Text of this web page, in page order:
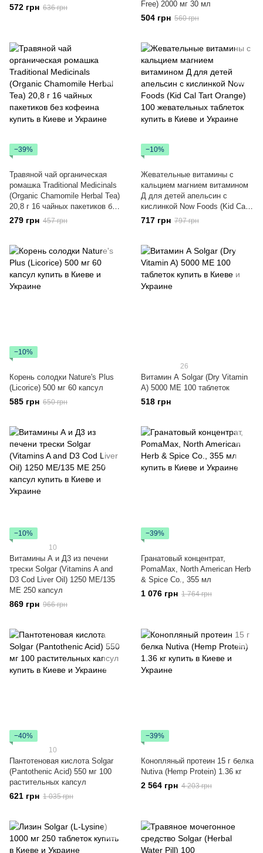
572 грн 636 грн Free) 2000 мг 30 мл
504 грн 560 грн
−39%
Травяной чай органическая
ромашка Traditional Medicinals
(Organic Chamomile Herbal Tea)
20,8 г 16 чайных пакетиков без
кофеина
279 грн 457 грн
−10%
Жевательные витамины с
кальцием магнием витамином
Д для детей апельсин с
кислинкой Now Foods (Kid Cal
Tart Orange) 100 жевательных
таблеток
717 грн 797 грн
−10%
Корень солодки Nature's Plus
(Licorice) 500 мг 60 капсул
585 грн 650 грн
26
Витамин А Solgar (Dry Vitamin
A) 5000 МЕ 100 таблеток
518 грн
−10%
10
Витамины А и Д3 из печени
трески Solgar (Vitamins A and
D3 Cod Liver Oil) 1250 МЕ/135
МЕ 250 капсул
869 грн 966 грн
−39%
Гранатовый концентрат,
PomaMax, North American Herb
& Spice Co., 355 мл
1 076 грн 1 764 грн
−40%
10
Пантотеновая кислота Solgar
(Pantothenic Acid) 550 мг 100
растительных капсул
621 грн 1 035 грн
−39%
Конопляный протеин 15 г белка
Nutiva (Hemp Protein) 1.36 кг
2 564 грн 4 203 грн